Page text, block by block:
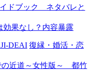
ドブック ネタバレと
効果なし？内容暴露
DEAI 復縁・婚活・恋
の近道～女性版～ 都竹